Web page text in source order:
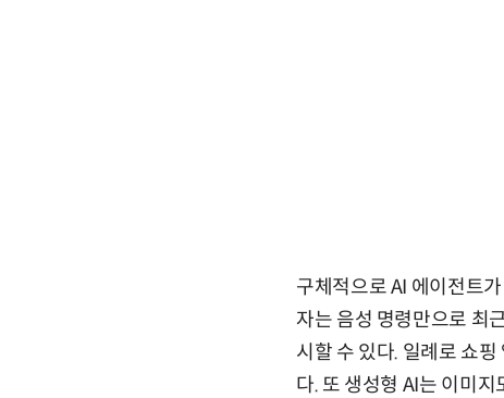
구체적으로 AI 에이전트
자는 음성 명령만으로 최
시할 수 있다. 일례로 쇼
다. 또 생성형 AI는 이미